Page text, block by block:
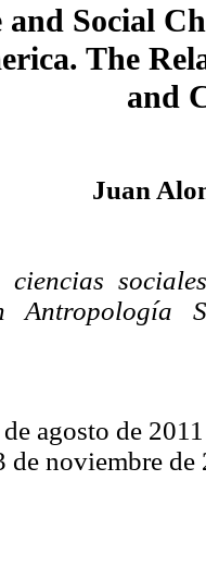
Social
The
and
Juan
ciencias
Antropología
agosto de 2011
de noviembre de